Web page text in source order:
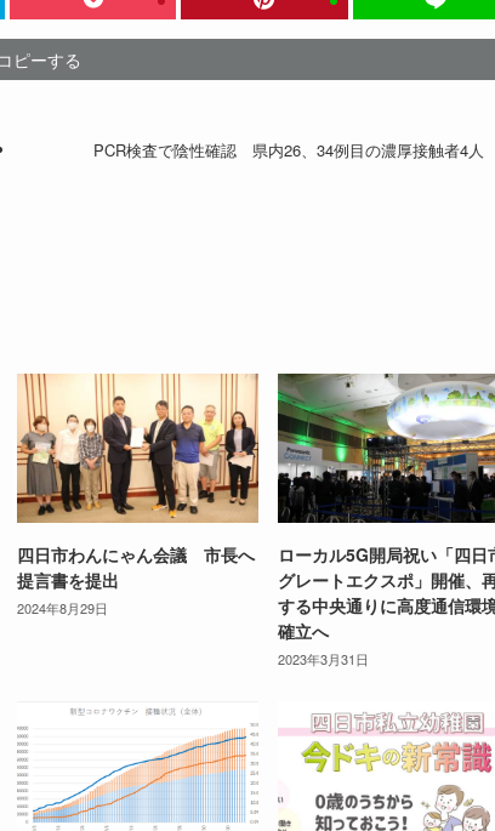
ピーする
PCR検査で陰性確認 県内26、34例目の濃厚接触者4人
四日市わんにゃん会議 市長へ
提言書を提出
2024年8月29日
ローカル5G開局祝い「四日
グレートエクスポ」開催、
する中央通りに高度通信環
確立へ
2023年3月31日